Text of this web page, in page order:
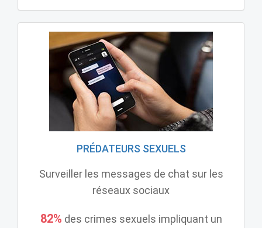
PRÉDATEURS SEXUELS
Surveiller les messages de chat sur les
réseaux sociaux
82% des crimes sexuels impliquant un